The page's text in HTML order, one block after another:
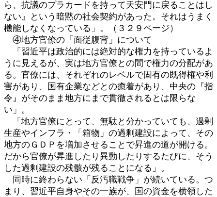
ら、抗議のプラカードを持って天安門に戻ることはし
ない』という暗黙の社会契約があった。それはうまく
機能しなくなっている」。（３２９ページ）
④地方官僚の「面従腹背」について
「習近平は政治的には絶対的な権力を持っているよ
うに見えるが、実は地方官僚との間で権力の分配があ
る。官僚には、それぞれのレベルで固有の既得権や利
害があり、国有企業などとの癒着があり、中央の『指
令』がそのまま地方にまで貫徹されるとは限らな
い」。
「地方官僚にとって、無駄と分かっていても、過剰
生産やインフラ・「箱物」の過剰建設によって、その
地方のＧＤＰを増加させることで昇進の道が開ける。
だから官僚が昇進したり異動したりするたびに、そう
した過剰建設の残骸が残ることになる」。
同時に終わらない「反汚職戦争」が続いている。つ
まり、習近平自身やその一族が、国の資金を横領した